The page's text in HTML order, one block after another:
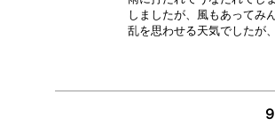
しましたが、風もあってみ